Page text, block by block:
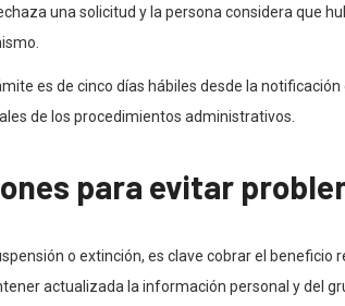
una solicitud y la persona considera que
es de cinco días hábiles desde la
de los procedimientos administrativos.
para evitar
o extinción, es clave cobrar el
actualizada la información personal y del